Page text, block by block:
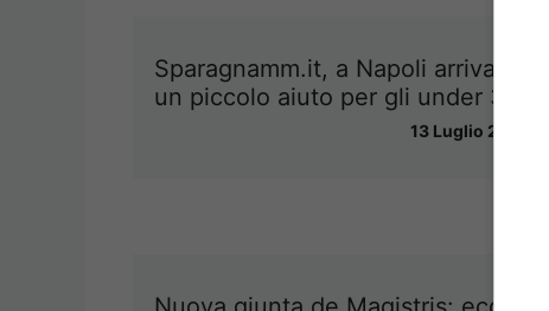
Sparagnamm.it, a Napoli arriva
un piccolo aiuto per gli under 35
13 Luglio 2013